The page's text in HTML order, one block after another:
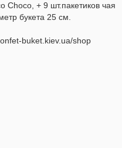
Choco, + 9 шт.пакетиков чая
букета 25 см.
buket.kiev.ua/shop